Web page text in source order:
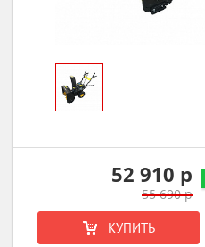
52 910 р
55 690 р
КУПИТЬ